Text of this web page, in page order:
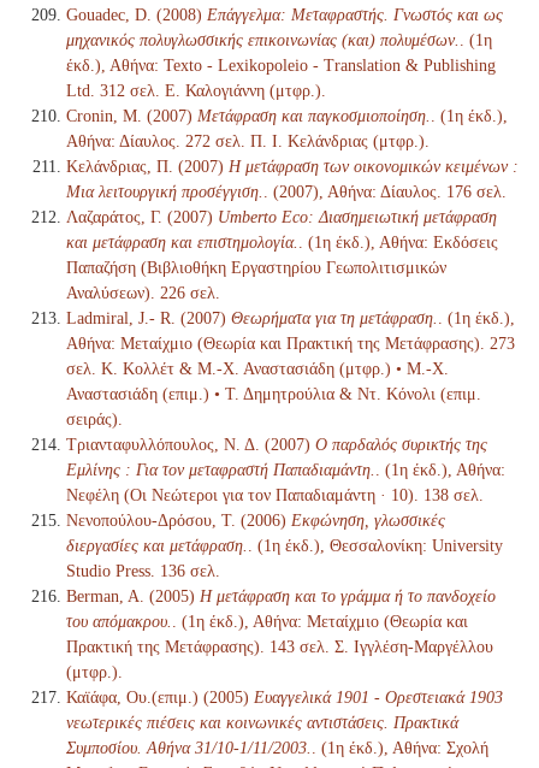
Gouadec, D. (2008) Επάγγελμα: Μεταφραστής. Γνωστός και ως
μηχανικός πολυγλωσσικής επικοινωνίας (και) πολυμέσων.
. (1η
έκδ.), Αθήνα: Texto - Lexikopoleio - Translation & Publishing
Ltd. 312 σελ. Ε. Καλογιάννη (μτφρ.).
Cronin, M. (2007) Μετάφραση και παγκοσμιοποίηση.
. (1η έκδ.),
Αθήνα: Δίαυλος. 272 σελ. Π. Ι. Κελάνδριας (μτφρ.).
Κελάνδριας, Π. (2007) Η μετάφραση των οικονομικών κειμένων :
Μια λειτουργική προσέγγιση.
. (2007), Αθήνα: Δίαυλος. 176 σελ.
Λαζαράτος, Γ. (2007) Umberto Eco: Διασημειωτική μετάφραση
και μετάφραση και επιστημολογία.
. (1η έκδ.), Αθήνα: Εκδόσεις
Παπαζήση (Βιβλιοθήκη Εργαστηρίου Γεωπολιτισμικών
Αναλύσεων). 226 σελ.
Ladmiral, J.- R. (2007) Θεωρήματα για τη μετάφραση.
. (1η έκδ.),
Αθήνα: Μεταίχμιο (Θεωρία και Πρακτική της Μετάφρασης). 273
σελ. Κ. Κολλέτ & Μ.-Χ. Αναστασιάδη (μτφρ.) • Μ.-Χ.
Αναστασιάδη (επιμ.) • Τ. Δημητρούλια & Ντ. Κόνολι (επιμ.
σειράς).
Τριανταφυλλόπουλος, Ν. Δ. (2007) Ο παρδαλός συρικτής της
Εμλίνης : Για τον μεταφραστή Παπαδιαμάντη.
. (1η έκδ.), Αθήνα:
Νεφέλη (Οι Νεώτεροι για τον Παπαδιαμάντη · 10). 138 σελ.
Νενοπούλου-Δρόσου, Τ. (2006) Εκφώνηση, γλωσσικές
διεργασίες και μετάφραση.
. (1η έκδ.), Θεσσαλονίκη: University
Studio Press. 136 σελ.
Berman, A. (2005) Η μετάφραση και το γράμμα ή το πανδοχείο
του απόμακρου.
. (1η έκδ.), Αθήνα: Μεταίχμιο (Θεωρία και
Πρακτική της Μετάφρασης). 143 σελ. Σ. Ιγγλέση-Μαργέλλου
(μτφρ.).
Καϊάφα, Ου.(επιμ.) (2005) Ευαγγελικά 1901 - Ορεστειακά 1903
νεωτερικές πιέσεις και κοινωνικές αντιστάσεις. Πρακτικά
Συμποσίου. Αθήνα 31/10-1/11/2003.
. (1η έκδ.), Αθήνα: Σχολή